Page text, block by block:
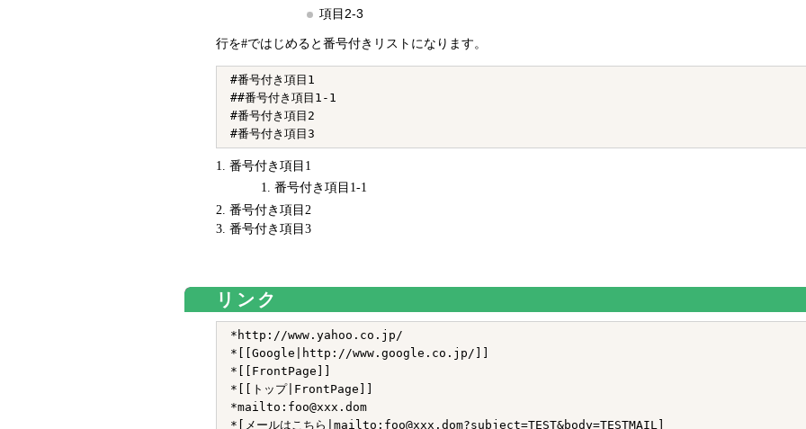
項目2-3
行を#ではじめると番号付きリストになります。
#番号付き項目1
##番号付き項目1-1
#番号付き項目2
番号付き項目1
番号付き項目1-1
番号付き項目2
番号付き項目3
リンク
*http://www.yahoo.co.jp/
*[[Google|http://www.google.co.jp/]]
*[[FrontPage]]
*[[トップ|FrontPage]]
*mailto:foo@xxx.dom